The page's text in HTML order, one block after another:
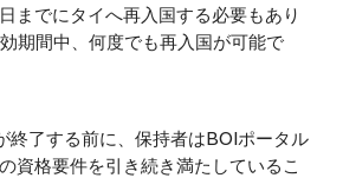
までにタイへ再入国する必要もあり
期間中、何度でも再入国が可能で
終了する前に、保持者はBOIポータル
資格要件を引き続き満たしているこ